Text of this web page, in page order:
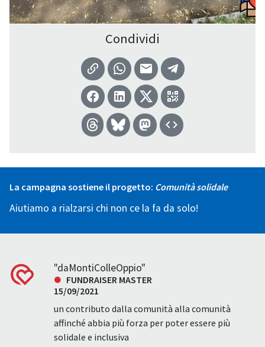
Condividi
La campagna sostiene il progetto: Comunità solidale
Aiutiamo a rialzarsi chi non ce la fa da solo!
"daMontiColleOppio"
FUNDRAISER MASTER
15/09/2021
un contributo dalla comunità alla comunità
affinché abbia più forza per poter essere più
solidale e inclusiva